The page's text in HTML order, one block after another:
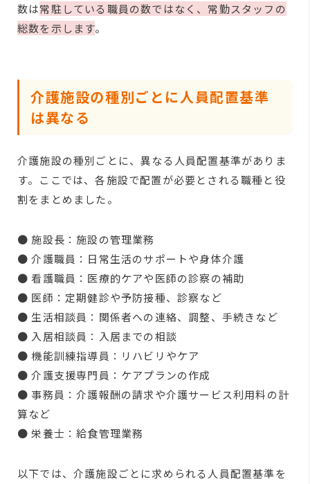
数は常駐している職員の数ではなく、常勤スタッフの
総数を示します。
介護施設の種別ごとに人員配置基準
は異なる
介護施設の種別ごとに、異なる人員配置基準がありま
す。ここでは、各施設で配置が必要とされる職種と役
割をまとめました。
● 施設長：施設の管理業務
● 介護職員：日常生活のサポートや身体介護
● 看護職員：医療的ケアや医師の診察の補助
● 医師：定期健診や予防接種、診察など
● 生活相談員：関係者への連絡、調整、手続きなど
● 入居相談員：入居までの相談
● 機能訓練指導員：リハビリやケア
● 介護支援専門員：ケアプランの作成
● 事務員：介護報酬の請求や介護サービス利用料の計
算など
● 栄養士：給食管理業務
以下では、介護施設ごとに求められる人員配置基準を